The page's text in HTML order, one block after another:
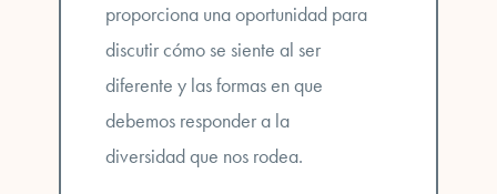
proporciona una oportunidad para
discutir cómo se siente al ser
diferente y lasformas en que
debemos responder a la
diversidadque nos rodea.